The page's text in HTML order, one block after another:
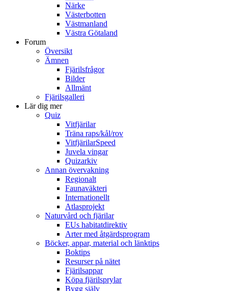
Närke
Västerbotten
Västmanland
Västra Götaland
Forum
Översikt
Ämnen
Fjärilsfrågor
Bilder
Allmänt
Fjärilsgalleri
Lär dig mer
Quiz
Vitfjärilar
Träna raps/kål/rov
VitfjärilarSpeed
Juvela vingar
Quizarkiv
Annan övervakning
Regionalt
Faunaväkteri
Internationellt
Atlasprojekt
Naturvård och fjärilar
EUs habitatdirektiv
Arter med åtgärdsprogram
Böcker, appar, material och länktips
Boktips
Resurser på nätet
Fjärilsappar
Köpa fjärilsprylar
Bygg själv